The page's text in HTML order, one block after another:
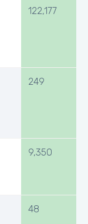
122,177
249
9,350
48